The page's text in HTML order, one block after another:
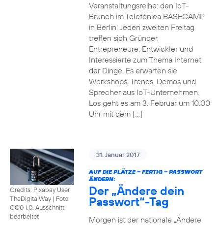
Veranstaltungsreihe: den IoT-
Brunch im Telefónica BASECAMP
in Berlin. Jeden zweiten Freitag
treffen sich Gründer,
Entrepreneure, Entwickler und
Interessierte zum Thema Internet
der Dinge. Es erwarten sie
Workshops, Trends, Demos und
Sprecher aus IoT-Unternehmen.
Los geht es am 3. Februar um 10.00
Uhr mit dem […]
Credits: Pixabay User
TheDigitalWay | Foto:
CC0 1.0, Ausschnitt
bearbeitet
31. Januar 2017
AUF DIE PLÄTZE – FERTIG – PASSWORT
ÄNDERN:
Der „Ändere dein
Passwort“-Tag
Morgen ist der nationale „Ändere